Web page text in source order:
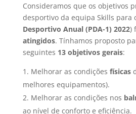
Consideramos que os objetivos
desportivo da equipa Skills para
Desportivo Anual (PDA-1) 2022)
atingidos. Tínhamos proposto
seguintes 13 objetivos gerais:
Melhorar as condições físicas
melhores equipamentos).
Melhorar as condições nos
ao nível de conforto e eficiência.